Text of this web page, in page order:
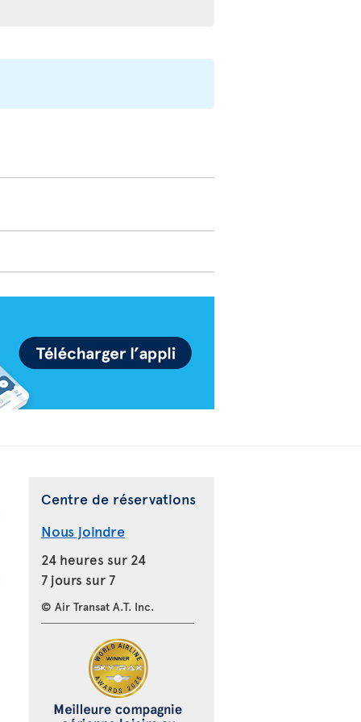
Centre de réservations
Nous joindre
24 heures sur 24
7 jours sur 7
© Air Transat A.T. Inc.